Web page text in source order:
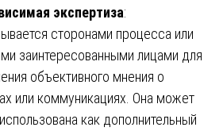
экспертиза:
сторонами процесса или
заинтересованными лицами для
объективного мнения о
или коммуникациях. Она может
как дополнительный